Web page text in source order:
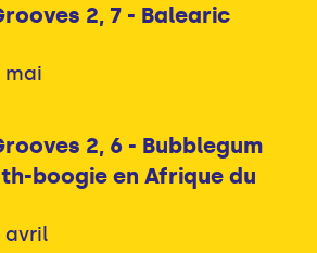
2, 7 - Balearic
mai
2, 6 - Bubblegum
boogie en Afrique du
avril